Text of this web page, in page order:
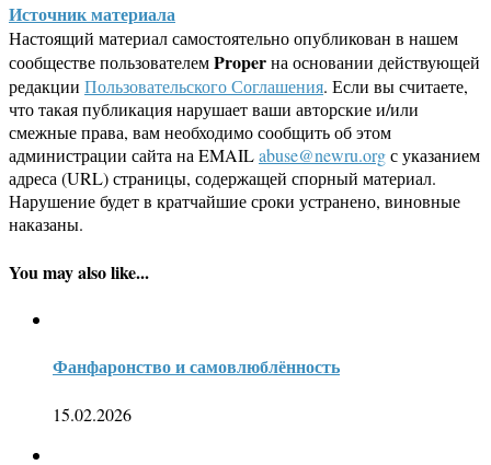
Источник материала
Настоящий материал самостоятельно опубликован в нашем
сообществе пользователемProperна основании действующей
редакции Пользовательского Соглашения. Если вы считаете,
что такая публикация нарушает ваши авторские и/или
смежные права, вам необходимо сообщить об этом
администрации сайта на EMAILabuse@newru.orgс указанием
адреса (URL) страницы, содержащей спорный материал.
Нарушение будет в кратчайшие сроки устранено, виновные
наказаны.
You may also like...
Фанфаронство и самовлюблённость
15.02.2026